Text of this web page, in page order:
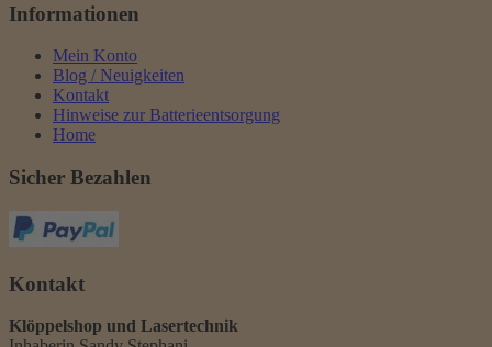
Informationen
Mein Konto
Blog / Neuigkeiten
Kontakt
Hinweise zur Batterieentsorgung
Home
Sicher Bezahlen
Kontakt
Klöppelshop und Lasertechnik